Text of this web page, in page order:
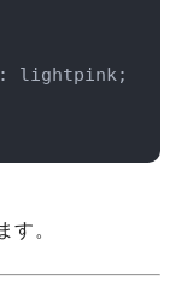
lightpink; }
す。